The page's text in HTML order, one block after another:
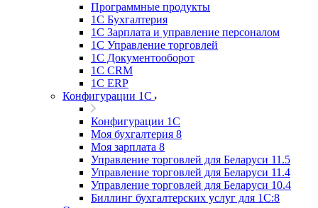
Программные продукты
1С Бухгалтерия
1С Зарплата и управление персоналом
1С Управление торговлей
1С Документооборот
1С CRM
1С ERP
Конфигурации 1С
Конфигурации 1С
Моя бухгалтерия 8
Моя зарплата 8
Управление торговлей для Беларуси 11.5
Управление торговлей для Беларуси 11.4
Управление торговлей для Беларуси 10.4
Биллинг бухгалтерских услуг для 1С:8